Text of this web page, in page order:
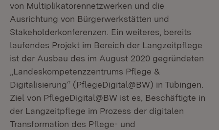
von Multiplikatorennetzwerken und die
Ausrichtung von Bürgerwerkstätten und
Stakeholderkonferenzen. Ein weiteres, bereits
laufendes Projekt im Bereich der Langzeitpflege
ist der Ausbau des im August 2020 gegründeten
„Landeskompetenzzentrums Pflege &
Digitalisierung“ (PflegeDigital@BW) in Tübingen.
Ziel von PflegeDigital@BW ist es, Beschäftigte in
der Langzeitpflege im Prozess der digitalen
Transformation des Pflege- und